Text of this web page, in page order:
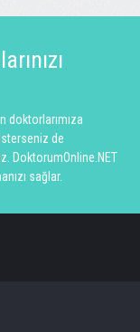
doktorlarımıza
de
DoktorumOnline.NET
sağlar.